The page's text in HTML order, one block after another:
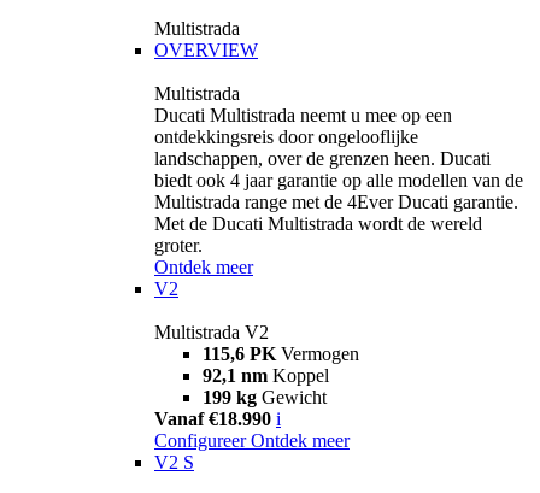
Multistrada
OVERVIEW
Multistrada
Ducati Multistrada neemt u mee op een
ontdekkingsreis door ongelooflijke
landschappen, over de grenzen heen. Ducati
biedt ook 4 jaar garantie op alle modellen van de
Multistrada range met de 4Ever Ducati garantie.
Met de Ducati Multistrada wordt de wereld
groter.
Ontdek meer
V2
Multistrada V2
115,6 PK Vermogen
92,1 nm Koppel
199 kg Gewicht
Vanaf €18.990 i
Configureer Ontdek meer
V2 S